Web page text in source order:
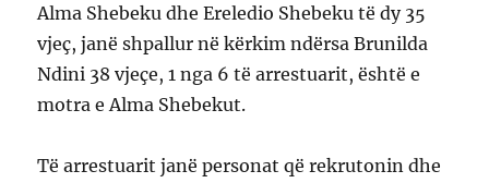
Alma Shebeku dhe Ereledio Shebeku të dy 35
vjeç, janë shpallur në kërkim ndërsa Brunilda
Ndini 38 vjeçe, 1 nga 6 të arrestuarit, është e
motra e Alma Shebekut.
Të arrestuarit janë personat që rekrutonin dhe